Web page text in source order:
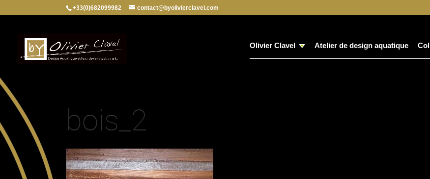
+33(0)682099982 contact@byolivierclavel.com
Olivier Clavel Atelier de design aquatique
bois_2